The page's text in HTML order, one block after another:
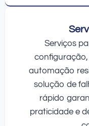
Serviços
automação
solução de
rápido
praticidade e